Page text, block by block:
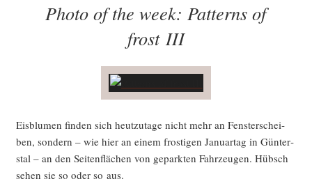
Photo of the week: Patterns of
frost III
Eis­blu­men fin­den sich heut­zu­ta­ge nicht mehr an Fens­ter­schei­
ben, son­dern – wie hier an einem fros­ti­gen Janu­ar­tag in Gün­ter­
s­tal – an den Sei­ten­flä­chen von gepark­ten Fahr­zeu­gen. Hübsch
sehen sie so oder so aus.